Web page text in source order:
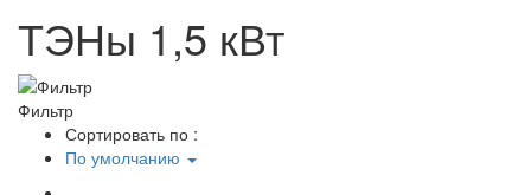
ТЭНы 1,5 кВт
Фильтр
Сортировать по :
По умолчанию